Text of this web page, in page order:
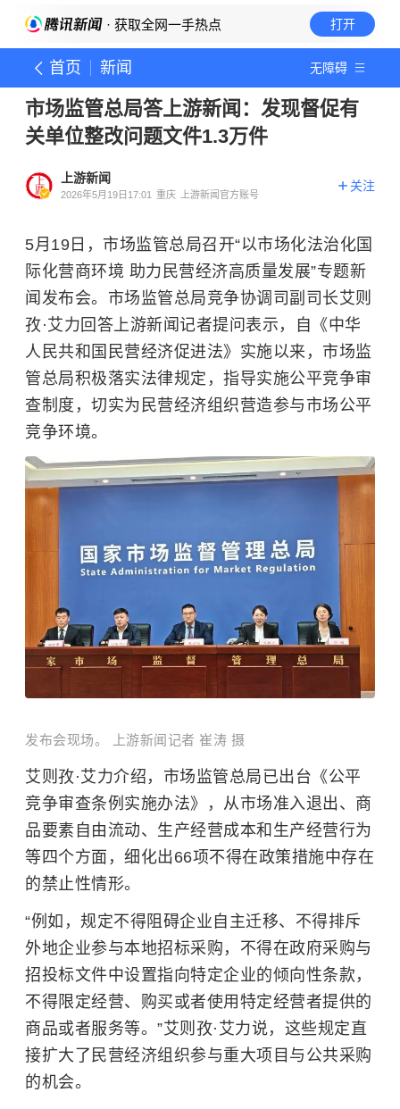
· 获取全网一手热点 打开
首页 新闻 无障碍
市场监管总局答上游新闻：发现督促有
关单位整改问题文件1.3万件
上游新闻
2026年5月19日17:01 重庆 上游新闻官方账号
关注
5月19日，市场监管总局召开“以市场化法治化国
际化营商环境 助力民营经济高质量发展”专题新
闻发布会。市场监管总局竞争协调司副司长艾则
孜·艾力回答上游新闻记者提问表示，自《中华
人民共和国民营经济促进法》实施以来，市场监
管总局积极落实法律规定，指导实施公平竞争审
查制度，切实为民营经济组织营造参与市场公平
竞争环境。
发布会现场。 上游新闻记者 崔涛 摄
艾则孜·艾力介绍，市场监管总局已出台《公平
竞争审查条例实施办法》，从市场准入退出、商
品要素自由流动、生产经营成本和生产经营行为
等四个方面，细化出66项不得在政策措施中存在
的禁止性情形。
“例如，规定不得阻碍企业自主迁移、不得排斥
外地企业参与本地招标采购，不得在政府采购与
招投标文件中设置指向特定企业的倾向性条款，
不得限定经营、购买或者使用特定经营者提供的
商品或者服务等。”艾则孜·艾力说，这些规定直
接扩大了民营经济组织参与重大项目与公共采购
的机会。